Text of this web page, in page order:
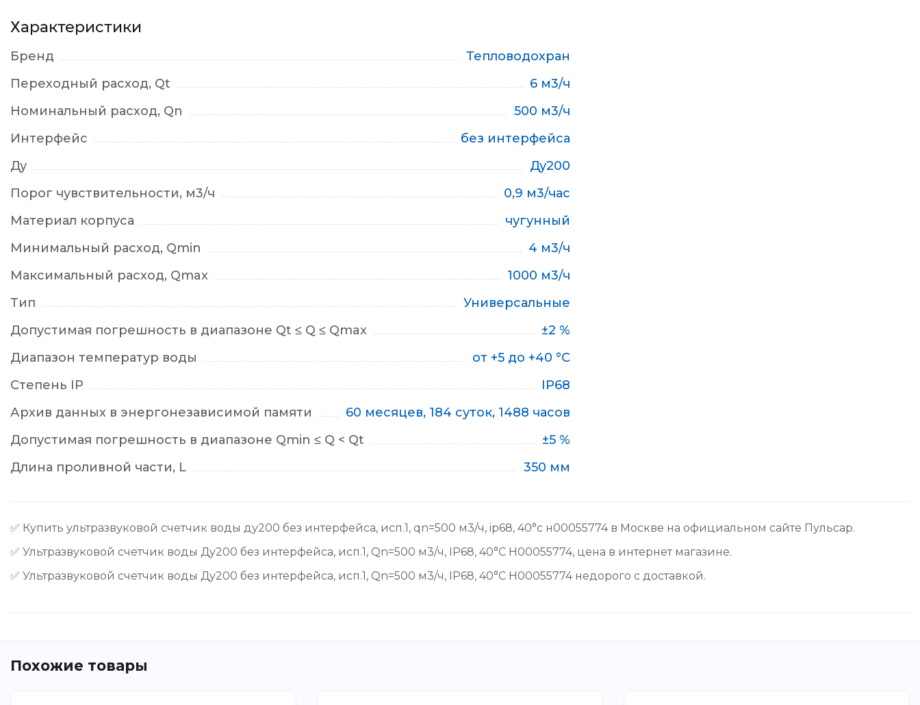
Характеристики
Бренд
Тепловодохран
Переходный расход, Qt
6 м3/ч
Номинальный расход, Qn
500 м3/ч
Интерфейс
без интерфейса
Ду
Ду200
Порог чувствительности, м3/ч
0,9 м3/час
Материал корпуса
чугунный
Минимальный расход, Qmin
4 м3/ч
Максимальный расход, Qmax
1000 м3/ч
Тип
Универсальные
Допустимая погрешность в диапазоне Qt ≤ Q ≤ Qmax
±2 %
Диапазон температур воды
от +5 до +40 °С
Степень IP
IP68
Архив данных в энергонезависимой памяти
60 месяцев, 184 суток, 1488 часов
Допустимая погрешность в диапазоне Qmin ≤ Q < Qt
±5 %
Длина проливной части, L
350 мм
✅ Купить ультразвуковой счетчик воды ду200 без интерфейса, исп.1, qn=500 м3/ч, ip68, 40°c н00055774 в Москве на официальном сайте Пульсар.
✅ Ультразвуковой счетчик воды Ду200 без интерфейса, исп.1, Qn=500 м3/ч, IP68, 40°C Н00055774, цена в интернет магазине.
✅ Ультразвуковой счетчик воды Ду200 без интерфейса, исп.1, Qn=500 м3/ч, IP68, 40°C Н00055774 недорого с доставкой.
Похожие товары